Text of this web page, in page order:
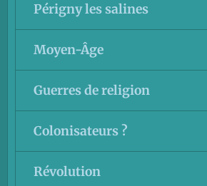
Périgny les salines
Moyen-Âge
Guerres de religion
Colonisateurs ?
Révolution